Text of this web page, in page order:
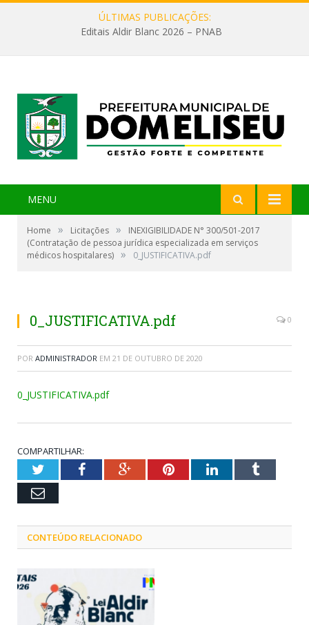
ÚLTIMAS PUBLICAÇÕES:
Editais Aldir Blanc 2026 – PNAB
MENU
Home » Licitações »
INEXIGIBILIDADE N° 300/501-2017
(Contratação de pessoa jurídica especializada em serviços
médicos hospitalares) » 0_JUSTIFICATIVA.pdf
0_JUSTIFICATIVA.pdf 0
POR ADMINISTRADOR EM 21 DE OUTUBRO DE 2020
0_JUSTIFICATIVA.pdf
COMPARTILHAR:
TwitterFacebookGoogle+PinterestLinkedInTumblr
Email
CONTEÚDO RELACIONADO